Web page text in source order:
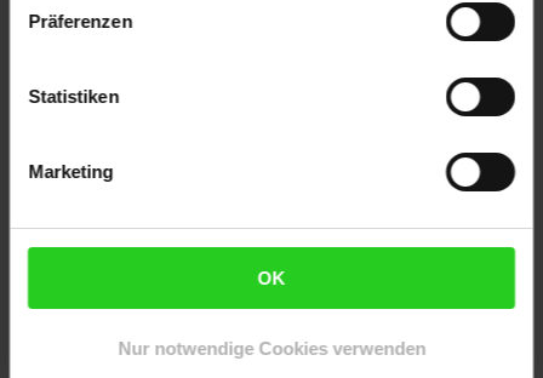
Präferenzen
Statistiken
Marketing
OK
Nur notwendige Cookies verwenden
Maße (L x B x H): 192 x 65 x 117 cm
Bodenfreiheit: 16 cm
Max. Gesamtgewicht: 250 kg
Max. Zuladung: 140 kg
Lieferumfang:mind. 2 Schlüssel, 2 Rückspiegel,
Benutzerhandbuch inkl. Wartungsplan, Werkzeug-Set
EAN: 4250274100029